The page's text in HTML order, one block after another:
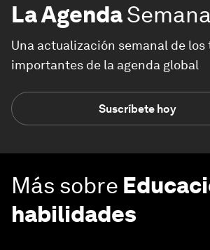
La Agenda
Una actualización semanal de los
importantes de la agenda global
Suscríbete hoy
Más sobre
habilidades